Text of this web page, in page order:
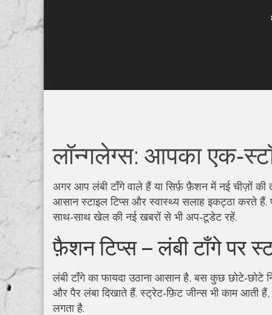
लॉन्गलेग्स: आपका
अगर आप लंबी टाँगे वाले हैं या सिर्फ़ फ़ैशन में नई चीज़ों की
आसान स्टाइल टिप्स और स्वास्थ्य सलाह इकट्ठा करते
साथ‑साथ खेल की नई खबरों से भी अप‑टूडेट रहें.
फ़ैशन टिप्स – लंबी टाँगे पर
लंबी टाँगे का फायदा उठाना आसान है, बस कुछ छोटे‑छोटे
और पैर लंबा दिखाते हैं. स्ट्रेट‑फ़िट जीन्स भी काम आती
लगता है.